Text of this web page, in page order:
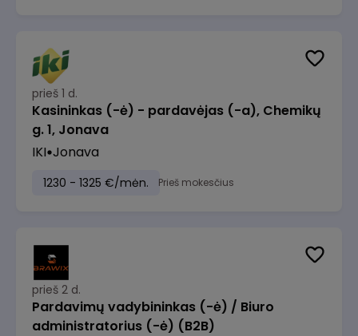
prieš 1 d.
Kasininkas (-ė) - pardavėjas (-a), Chemikų
g. 1, Jonava
IKI Jonava
1230 - 1325 €/mėn. Prieš mokesčius
prieš 2 d.
Pardavimų vadybininkas (-ė) / Biuro
administratorius (-ė) (B2B)